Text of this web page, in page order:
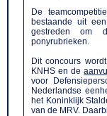
De
bestaande uit
gestreden om
ponyrubrieken.
Dit concours
KNHS ende
voor
Nederlandse
het Koninklijk
van de MRV.